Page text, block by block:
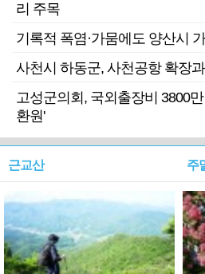
리 주목
기록적 폭염·가뭄에도 양산시
사천시 하동군, 사천공항 확장
고성군의회, 국외출장비 3800
환원'
근교산 주